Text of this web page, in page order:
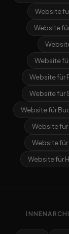
Website
Website
Website
Website für
Website für
Website für
Website
Website
Website für